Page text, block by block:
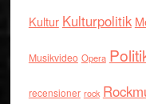
Kultur Kulturpolitik
Musikvideo Opera
recensioner rock